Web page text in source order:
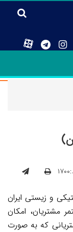
و زیستی ایران
مشتریان، امکان
که به صورت